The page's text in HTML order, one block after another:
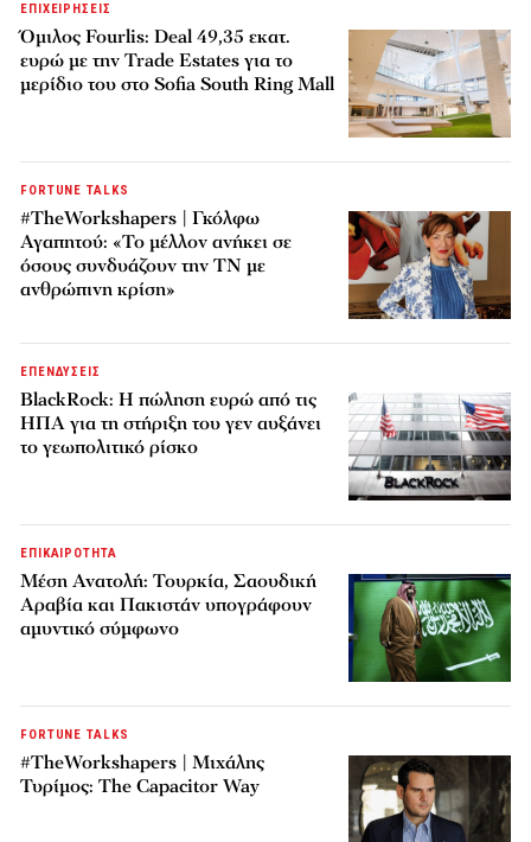
ΕΠΙΧΕΙΡΗΣΕΙΣ
Όμιλος Fourlis: Deal 49,35 εκατ.
ευρώ με την Trade Estates για το
μερίδιο του στο Sofia South Ring Mall
FORTUNE TALKS
#TheWorkshapers | Γκόλφω
Αγαπητού: «Το μέλλον ανήκει σε
όσους συνδυάζουν την ΤΝ με
ανθρώπινη κρίση»
ΕΠΕΝΔΥΣΕΙΣ
BlackRock: Η πώληση ευρώ από τις
ΗΠΑ για τη στήριξη του γεν αυξάνει
το γεωπολιτικό ρίσκο
ΕΠΙΚΑΙΡΟΤΗΤΑ
Μέση Ανατολή: Τουρκία, Σαουδική
Αραβία και Πακιστάν υπογράφουν
αμυντικό σύμφωνο
FORTUNE TALKS
#TheWorkshapers | Μιχάλης
Τυρίμος: The Capacitor Way